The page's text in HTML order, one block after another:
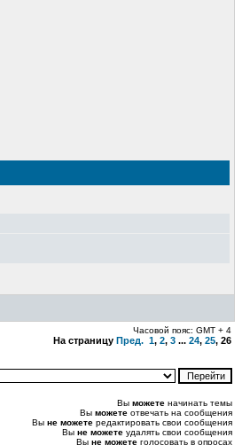
Часовой пояс: GMT + 4
На страницу Пред. 1, 2, 3 ... 24, 25, 26
Вы можете начинать темы
Вы можете отвечать на сообщения
Вы не можете редактировать свои сообщения
Вы не можете удалять свои сообщения
Вы не можете голосовать в опросах